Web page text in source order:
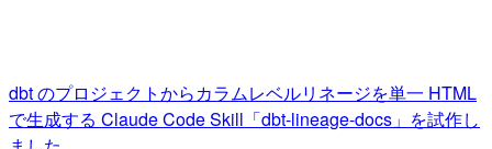
dbt のプロジェクトからカラムレベルリネージを単一 HTML
で生成する Claude Code Skill「dbt-lineage-docs」を試作し